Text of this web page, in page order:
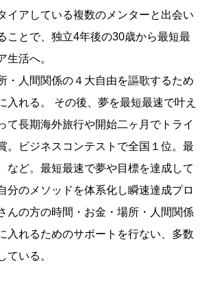
イアしている複数のメンターと出会い
ことで、独立4年後の30歳から最短最
生活へ。
・人間関係の４大自由を謳歌するため
入れる。 その後、夢を最短最速で叶え
て長期海外旅行や開始二ヶ月でトライ
。ビジネスコンテストで全国１位。最
など。最短最速で夢や目標を達成して
分のメソッドを体系化し瞬速達成プロ
んの方の時間・お金・場所・人間関係
入れるためのサポートを行ない、多数
ている。